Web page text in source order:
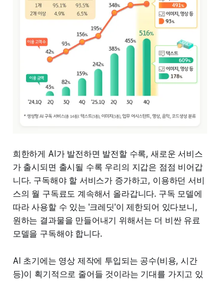
희한하게 AI가 발전하면 발전할 수록, 새로운 서비스
가 출시되면 출시될 수록 우리의 지갑은 점점 비어갑
니다. 구독해야 할 서비스가 증가하고, 이용하던 서비
스의 월 구독료도 계속해서 올라갑니다. 구독 모델에
따라 사용할 수 있는 '크레딧'이 제한되어 있다보니,
원하는 결과물을 만들어내기 위해서는 더 비싼 유료
모델을 구독해야 합니다.
AI 초기에는 영상 제작에 투입되는 공수(비용, 시간
등)이 획기적으로 줄어들 것이라는 기대를 가지고 있